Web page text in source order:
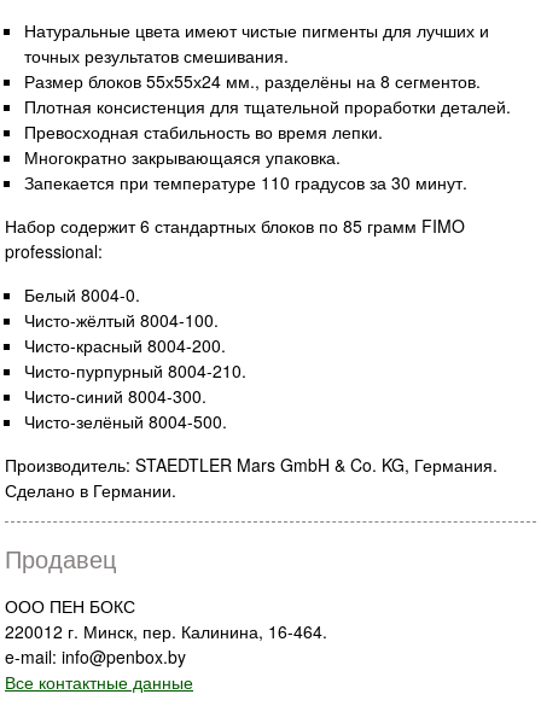
Натуральные цвета имеют чистые пигменты для лучших и
точных результатов смешивания.
Размер блоков 55х55х24 мм., разделёны на 8 сегментов.
Плотная консистенция для тщательной проработки деталей.
Превосходная стабильность во время лепки.
Многократно закрывающаяся упаковка.
Запекается при температуре 110 градусов за 30 минут.
Набор содержит 6 стандартных блоков по 85 грамм FIMO
professional:
Белый 8004-0.
Чисто-жёлтый 8004-100.
Чисто-красный 8004-200.
Чисто-пурпурный 8004-210.
Чисто-синий 8004-300.
Чисто-зелёный 8004-500.
Производитель: STAEDTLER Mars GmbH & Co. KG, Германия.
Сделано в Германии.
Продавец
ООО ПЕН БОКС
220012 г. Минск, пер. Калинина, 16-464.
e-mail: info@penbox.by
Все контактные данные